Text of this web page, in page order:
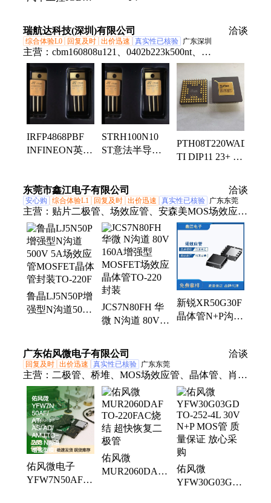
MOSFET晶体管
N通道 电子元器
件
UVC杀菌灯
PCB元器件
瑞航达科技(深圳)有限公司 洽谈
综合体验L0 回复及时 出价迅速 真实性已核验 广东深圳
主营： cbm160808u121、0402b223k500nt、
0402b473k500nt、0402b224k160nt、0402b562k500nt、
cbw321609u190t、0402b222k500nt、06035c332jat2a、
0603x225k160nt、0402b103k500nt、0603b103j500nt、
0805b221k500nt、04022r102k500ba、
0402cg102j500nt、0402cg4r7c500nt、
l9637d013trst19sop
IRFP4868PBF
INFINEON英飞
STRH100N10
ST意法半导体
PTH08T220WAD
TI DIP11 23+ 集
东莞市鑫江电子有限公司 洽谈
安心购 综合体验L1 回复及时 出价迅速 真实性已核验 广东东莞
主营： 贴片二极管、场效应管、安森美MOS场效应
管、快恢复二极管、开关二极管、TVS二极管、ESD
二极管、达林顿三极管、MOS管、贴片三极管、肖特
基二极管、稳压二极管
鲁晶LJ5N50P增
强型N沟道500V
封装TO-220F
JCS7N80FH 华
微 N沟道 80V
MOSFET场效应
晶体管TO-220
封装
新锐XR50G30F
晶体管N+P沟道
管PDFN5060-
8L
广东佑风微电子有限公司 洽谈
回复及时 出价迅速 真实性已核验 广东东莞
主营： 二极管、桥堆、MOS场效应管、晶体管、肖特
基、快恢复、低压降、可控硅、佑风微电子、高效率
二极管、肖特基二极管、TVS瞬态抑制二极管
佑风微电子
YFW7N50AF系
佑风微
MUR2060DAF
佑风微
YFW30G03GD